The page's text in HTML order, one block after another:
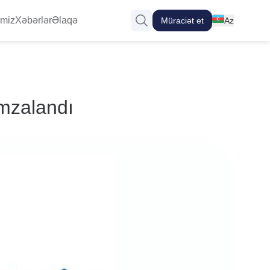
XəbərlərƏlaqə Müraciət et Az